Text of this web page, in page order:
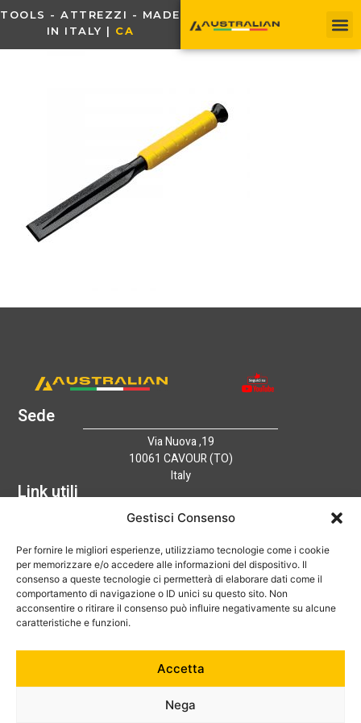
Gestisci Consenso
Per fornire le migliori esperienze, utilizziamo tecnologie come i cookie
per memorizzare e/o accedere alle informazioni del dispositivo. Il
consenso a queste tecnologie ci permetterà di elaborare dati come il
comportamento di navigazione o ID unici su questo sito. Non
acconsentire o ritirare il consenso può influire negativamente su alcune
caratteristiche e funzioni.
Accetta
Nega
TOOLS - ATTREZZI - MADE
IN ITALY | CA
Sede
Via Nuova ,19
10061 CAVOUR (TO)
Italy
Link utili
Home
Catalogo
Tecnologia
News
Contatti
Hai bisogno di aiuto?
+39 0121 600752
info@australian-srl.com